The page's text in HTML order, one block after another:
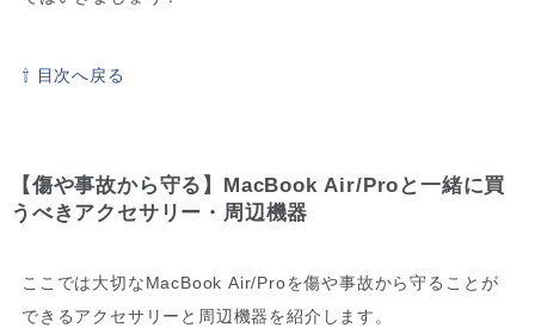
⇧ 目次へ戻る
【傷や事故から守る】MacBook Air/Proと一緒に買
うべきアクセサリー・周辺機器
ここでは大切なMacBook Air/Proを傷や事故から守ることが
できるアクセサリーと周辺機器を紹介します。